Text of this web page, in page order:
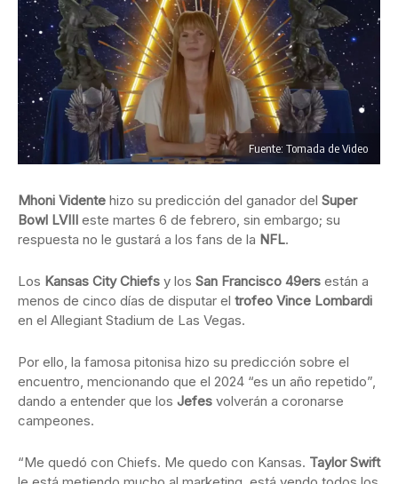
Fuente: Tomada de Video
Mhoni Vidente hizo su predicción del ganador del Super
Bowl LVIII este martes 6 de febrero, sin embargo; su
respuesta no le gustará a los fans de la NFL.
Los Kansas City Chiefs y los San Francisco 49ers están a
menos de cinco días de disputar el trofeo Vince Lombardi
en el Allegiant Stadium de Las Vegas.
Por ello, la famosa pitonisa hizo su predicción sobre el
encuentro, mencionando que el 2024 “es un año repetido”,
dando a entender que los Jefes volverán a coronarse
campeones.
“Me quedó con Chiefs. Me quedo con Kansas. Taylor Swift